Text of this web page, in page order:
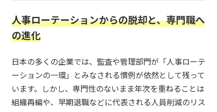
人事ローテーションからの脱却と、専門職へ
の進化
日本の多くの企業では、監査や管理部門が「人事ローテ
ーションの一環」とみなされる慣例が依然として残って
います。しかし、専門性のないまま年次を重ねることは
組織再編や、早期退職などに代表される人員削減のリス